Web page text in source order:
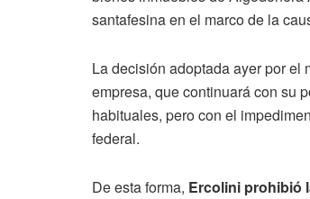
santafesina en el marco de la
La decisión adoptada ayer por el
empresa, que continuará con su
habituales, pero con el
federal.
De esta forma, Ercolini prohibió